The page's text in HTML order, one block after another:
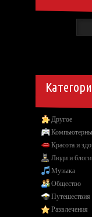
Другое
Красота и
Люди и блоги
Музыка
Общество
Путешествия
Развлечения